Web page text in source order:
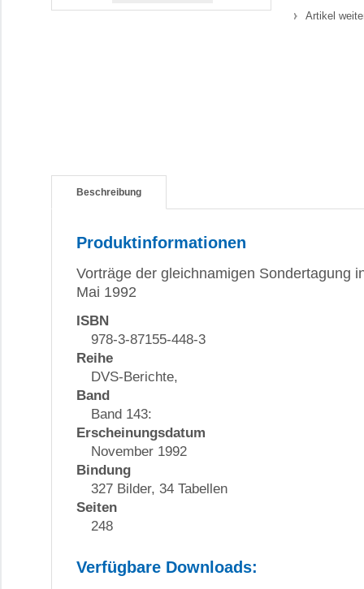
Artikel
Beschreibung
Produktinformationen
Vorträge der gleichnamigen Sondertagung
Mai 1992
ISBN
978-3-87155-448-3
Reihe
DVS-Berichte,
Band
Band 143:
Erscheinungsdatum
November 1992
Bindung
327 Bilder, 34 Tabellen
Seiten
248
Verfügbare Downloads: